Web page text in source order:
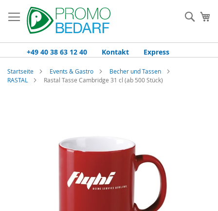
Inhalt
springen
+49 40 38 63 12 40 Kontakt Express
Startseite Events & Gastro
Becher und Tassen
RASTAL
Rastal Tasse Cambridge 31 cl (ab 500 Stück)